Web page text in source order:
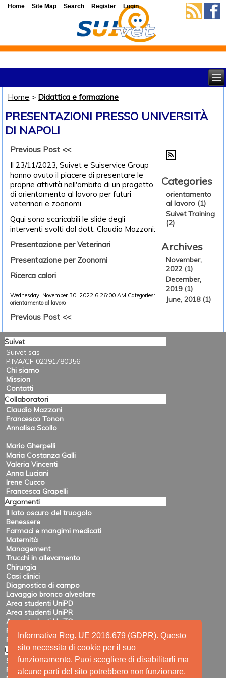
Informativa Reg. UE 2016.679 (GDPR). Questo
sito necessita di cookie per il suo
funzionamento. Puoi scegliere di disabilitarli ma
alcune parti del sito potrebbero non funzionare.
Home > Didattica e formazione
PRESENTAZIONI PRESSO UNIVERSITÀ
DI NAPOLI
Previous Post <<
Il 23/11/2023, Suivet e Suiservice Group
hanno avuto il piacere di presentare le
proprie attività nell'ambito di un progetto
di orientamento al lavoro per futuri
veterinari e zoonomi.
Qqui sono scaricabili le slide degli
interventi svolti dal dott. Claudio Mazzoni:
Presentazione per Veterinari
Presentazione per Zoonomi
Ricerca calori
Wednesday, November 30, 2022 6:26:00 AM Categories:
orientamento al lavoro
Previous Post <<
Categories
orientamento
al lavoro (1)
Suivet Training
(2)
Archives
November,
2022 (1)
December,
2019 (1)
June, 2018 (1)
Suivet
Suivet sas
P.IVA/CF 02391780356
Chi siamo
Mission
Contatti
Collaboratori
Claudio Mazzoni
Francesco Tonon
Annalisa Scollo
Mario Gherpelli
Maria Costanza Galli
Valeria Vincenti
Anna Luciani
Irene Cucco
Francesca Grapelli
Argomenti
Il lato oscuro del truogolo
Benessere
Farmaci e mangimi medicati
Maternità
Management
Trucchi in allevamento
Chirurgia
Casi clinici
Diagnostica di campo
Lavaggio bronco alveolare
Area studenti UniPD
Area studenti UniPR
Area studenti UniTO
Recensioni di eventi
Pubblicazioni e ricerca
Utility
Siti amici
Ricerca
Home Site Map Search Register Login